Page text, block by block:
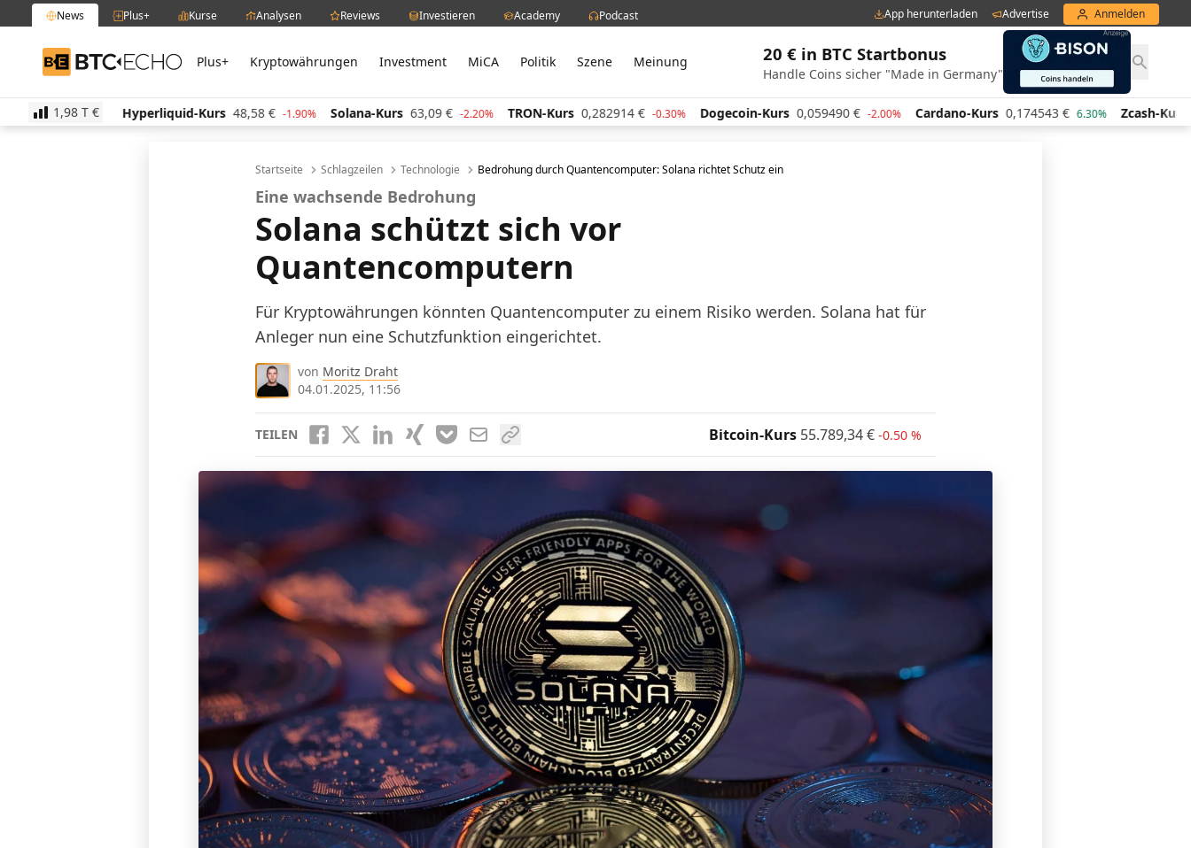
News Plus+ Kurse Analysen Reviews Investieren Academy Podcast App herunterladen Advertise Anmelden
BTC-ECHO Plus+ Kryptowährungen Investment MiCA Politik Szene Meinung 20 € in BTC Startbonus
Handle Coins sicher "Made in Germany"
1,98 T €
Hyperliquid-Kurs 48,58 € -1.90% Solana-Kurs 63,09 € -2.20% TRON-Kurs 0,282914 € -0.30% Dogecoin-Kurs 0,059490 € -2.00% Cardano-Kurs 0,174543 € 6.30% Zcash-Kurs 427,45 €
Startseite Schlagzeilen Technologie Bedrohung durch Quantencomputer: Solana richtet Schutz ein
Eine wachsende Bedrohung
Solana schützt sich vor
Quantencomputern
Für Kryptowährungen könnten Quantencomputer zu einem Risiko werden. Solana hat für
Anleger nun eine Schutzfunktion eingerichtet.
von Moritz Draht
04.01.2025, 11:56
TEILEN Bitcoin-Kurs 55.789,34€ -0.50 %